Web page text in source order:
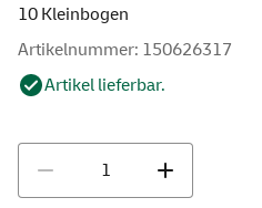
10 Kleinbogen
Artikelnummer: 150626317
Artikel lieferbar.